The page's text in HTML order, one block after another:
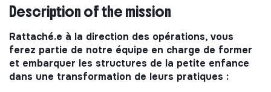
Description of the mission
Rattaché.e à la direction des opérations, vous
ferez partie de notre équipe en charge de former
et embarquer les structures de la petite enfance
dans une transformation de leurs pratiques :